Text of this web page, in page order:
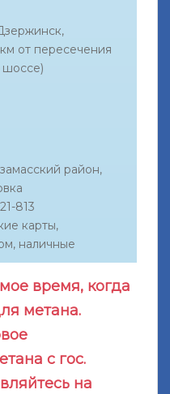
от пересечения
район,
813
карты,
наличные
время, когда
метана.
с гос.
на